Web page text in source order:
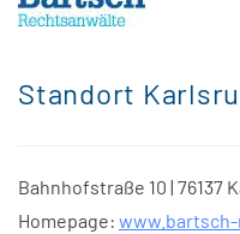
Standort
Bahnhofstraße 10 | 76137
Homepage: